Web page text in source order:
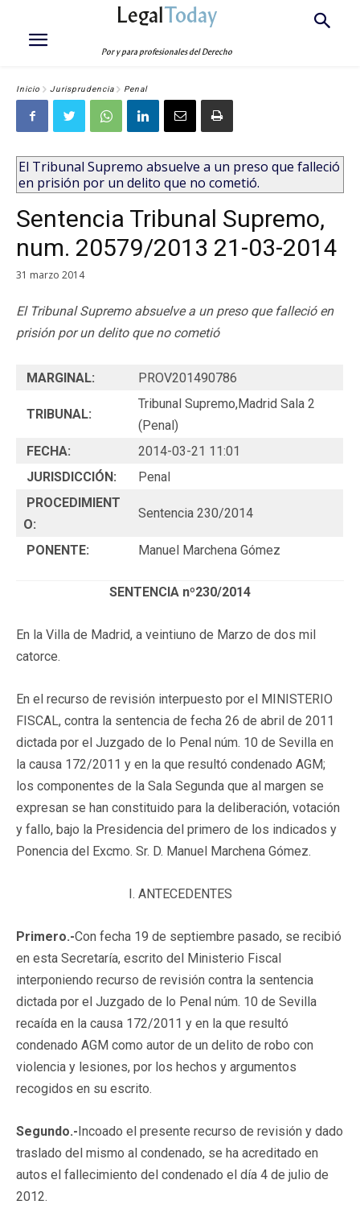
LegalToday
Por y para profesionales del Derecho
Inicio Jurisprudencia Penal
El Tribunal Supremo absuelve a un preso que falleció
en prisión por un delito que no cometió.
Sentencia Tribunal Supremo,
num. 20579/2013 21-03-2014
31 marzo 2014
El Tribunal Supremo absuelve a un preso que falleció en
prisión por un delito que no cometió
MARGINAL: PROV201490786
TRIBUNAL:
Tribunal Supremo,Madrid Sala 2
(Penal)
FECHA:
2014-03-21 11:01
JURISDICCIÓN:
Penal
PROCEDIMIENT
O:
Sentencia 230/2014
PONENTE: Manuel Marchena Gómez
SENTENCIA nº230/2014
En la Villa de Madrid, a veintiuno de Marzo de dos mil
catorce.
En el recurso de revisión interpuesto por el MINISTERIO
FISCAL, contra la sentencia de fecha 26 de abril de 2011
dictada por el Juzgado de lo Penal núm. 10 de Sevilla en
la causa 172/2011 y en la que resultó condenado AGM;
los componentes de la Sala Segunda que al margen se
expresan se han constituido para la deliberación, votación
y fallo, bajo la Presidencia del primero de los indicados y
Ponencia del Excmo. Sr. D. Manuel Marchena Gómez.
I. ANTECEDENTES
Primero.-Con fecha 19 de septiembre pasado, se recibió
en esta Secretaría, escrito del Ministerio Fiscal
interponiendo recurso de revisión contra la sentencia
dictada por el Juzgado de lo Penal núm. 10 de Sevilla
recaída en la causa 172/2011 y en la que resultó
condenado AGM como autor de un delito de robo con
violencia y lesiones, por los hechos y argumentos
recogidos en su escrito.
Segundo.-Incoado el presente recurso de revisión y dado
traslado del mismo al condenado, se ha acreditado en
autos el fallecimiento del condenado el día 4 de julio de
2012.